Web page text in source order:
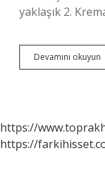
yaklaşık 2.
Devamını okuyun
https://
https://